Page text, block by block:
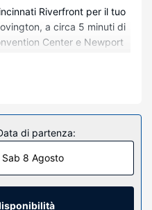
Riverfront per il tuo
a circa 5 minuti di
Center e Newport
Center.
della struttura,
Il Wi-Fi gratuito ti
il mondo, mentre la TV
concedersi un po' di
di vasca o doccia, set
I comfort includono
un laptop), scrivanie e
di partenza:
Sab 8 Agosto